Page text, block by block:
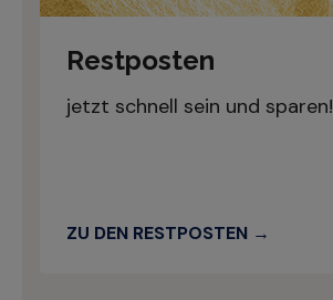
Restposten
jetzt schnell sein und sparen!
ZU DEN RESTPOSTEN